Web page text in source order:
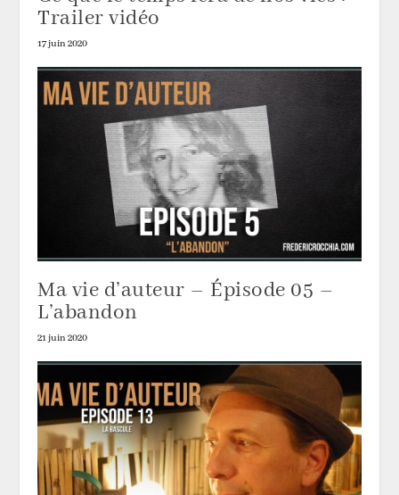
Trailer vidéo
17 juin 2020
Ma vie d’auteur – Épisode 05 –
L’abandon
21 juin 2020